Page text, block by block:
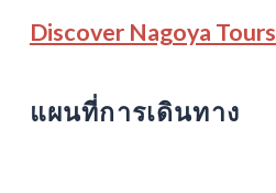
Discover Nagoya Tours
แผนที่การเดินทาง